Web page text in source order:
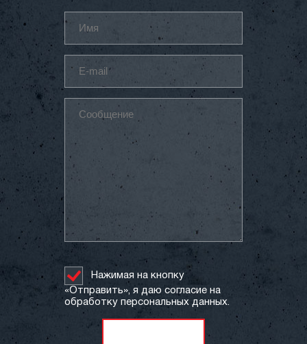
Нажимая на кнопку
«Отправить», я даю согласие на
обработку персональных данных.